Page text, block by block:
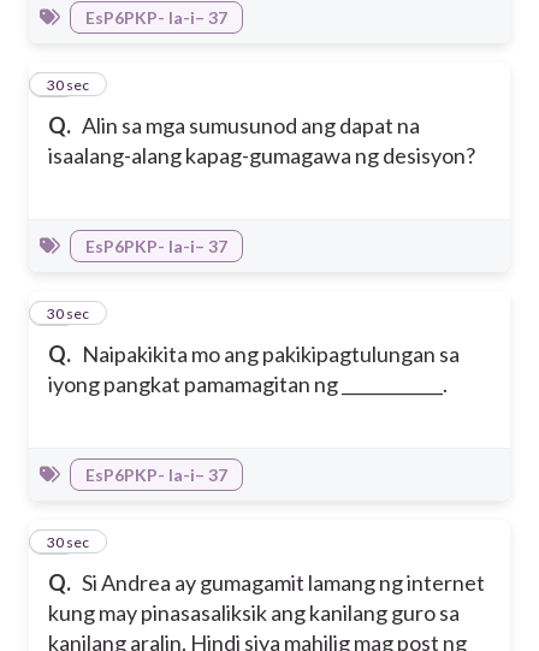
EsP6PKP- Ia-i– 37
Q. Alin sa mga sumusunod ang dapat na
isaalang-alang kapag-gumagawa ng desisyon?
45
30 sec
EsP6PKP- Ia-i– 37
Q. Naipakikita mo ang pakikipagtulungan sa
iyong pangkat pamamagitan ng ____________.
46
30 sec
EsP6PKP- Ia-i– 37
Q. Si Andrea ay gumagamit lamang ng internet
kung may pinasasaliksik ang kanilang guro sa
kanilang aralin. Hindi siya mahilig mag post ng
47
30 sec